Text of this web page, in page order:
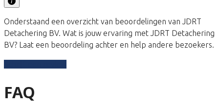
Onderstaand een overzicht van beoordelingen van JDRT
Detachering BV. Wat is jouw ervaring met JDRT Detachering
BV? Laat een beoordeling achter en help andere bezoekers.
FAQ